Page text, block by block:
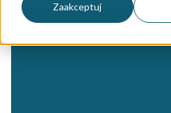
Zaakceptuj